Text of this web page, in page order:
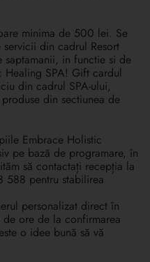
minima de 500 lei. Se
din cadrul Resort
saptamanii, in functie si de
Healing SPA! Gift cardul
din cadrul SPA-ului,
din sectiunea de
Embrace Holistic
pe bază de programare, în
să contactați recepția la
588 pentru stabilirea
personalizat direct în
ore de la confirmarea
o idee bună să vă